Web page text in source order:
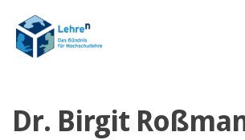
Dr. Birgit